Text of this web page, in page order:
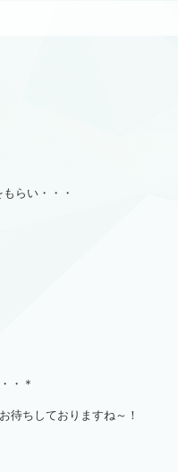
らい・・・
・＊
待ちしておりますね～！